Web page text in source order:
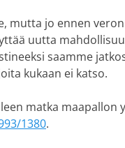
mutta jo ennen
uutta
saamme
kukaan ei katso.
matka maapallon
1380.